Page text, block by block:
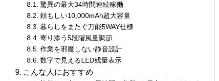
驚異の最大34時間連続稼働
頼もしい10,000mAh超大容量
暮らしをまたぐ万能5WAY仕様
寄り添う5段階風量調節
作業を邪魔しない静音設計
数字で見えるLED残量表示
こんな人におすすめ